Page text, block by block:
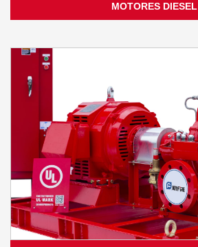
MOTORES DIESEL